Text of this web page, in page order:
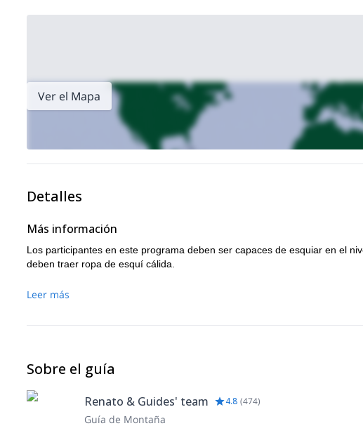
esperando!
Ver el Mapa
Detalles
Más información
Los participantes en este programa deben ser capaces de esquiar en el
deben traer ropa de esquí cálida.
Leer más
Sobre el guía
Renato & Guides' team 4.8 (474)
Guía de Montaña